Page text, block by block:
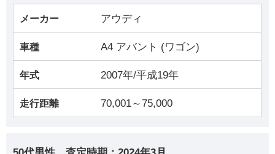
メーカー アウディ
車種 A4 アバント (ワゴン)
年式 2007年/平成19年
走行距離 70,001～75,000